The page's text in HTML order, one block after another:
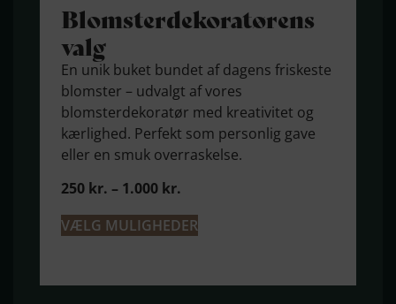
Blomster­dekora­tørens
valg
En unik buket bundet af dagens friskeste
blomster – udvalgt af vores
blomsterdekoratør med kreativitet og
kærlighed. Perfekt som personlig gave
eller en smuk overraskelse.
250 kr. – 1.000 kr.
VÆLG MULIGHEDER